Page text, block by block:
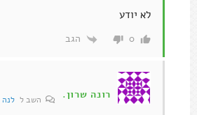
לא יודע
0 הגב
רונה שרון. השב ל לנה